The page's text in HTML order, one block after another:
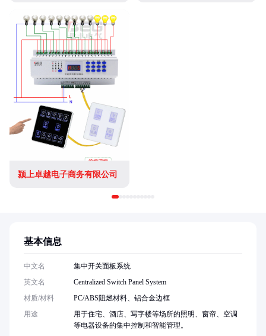
颍上卓越电子商务有限公司
基本信息
中文名
集中开关面板系统
英文名
Centralized Switch Panel System
材质/材料
PC/ABS阻燃材料、铝合金边框
用途
用于住宅、酒店、写字楼等场所的照明、窗帘、空调
等电器设备的集中控制和智能管理。